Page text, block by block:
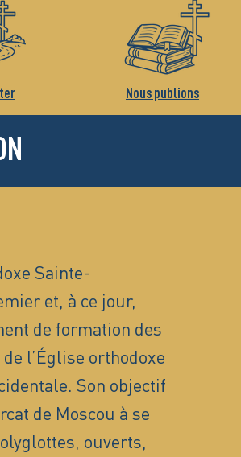
Nous publions
Sainte-
et, à ce jour,
de formation des
l’Église orthodoxe
Son objectif
de Moscou à se
ouverts,